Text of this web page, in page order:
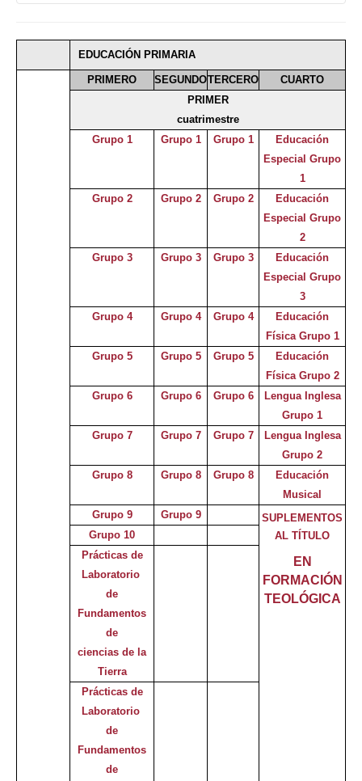
Selecciona curso
EDUCACIÓN PRIMARIA
PRIMERO SEGUNDOTERCERO
CUARTO
PRIMER
cuatrimestre
Grupo 1
Grupo 1 Grupo 1
Educación
Especial Grupo
1
Grupo 2
Grupo 2 Grupo 2
Educación
Especial Grupo
2
Grupo 3
Grupo 3 Grupo 3
Educación
Especial Grupo
3
Grupo 4
Grupo 4 Grupo 4
Educación
Física Grupo 1
Grupo 5
Grupo 5 Grupo 5
Educación
Física Grupo 2
Grupo 6
Grupo 6 Grupo 6
Lengua Inglesa
Grupo 1
Grupo 7
Grupo 7 Grupo 7
Lengua Inglesa
Grupo 2
Grupo 8
Grupo 8 Grupo 8
Educación
Musical
Grupo 9
Grupo 9
SUPLEMENTOS
AL TÍTULO
EN
FORMACIÓN
TEOLÓGICA
Grupo 10
Prácticas de
Laboratorio
de
Fundamentos
de
ciencias de la
Tierra
Prácticas de
Laboratorio
de
Fundamentos
de